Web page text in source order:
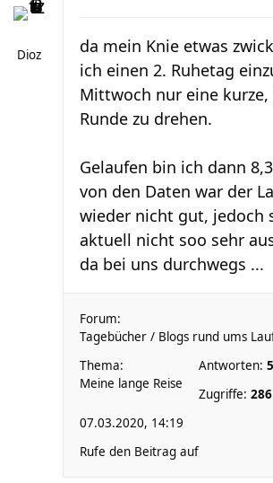
Dioz
da mein Knie etwas
ich einen 2. Ruhetag
Mittwoch nur eine
Runde zu drehen.
Gelaufen bin ich dann
von den Daten war der
wieder nicht gut, jedoch
aktuell nicht soo sehr
da bei uns durchwegs ...
Forum:
Tagebücher / Blogs rund ums
Thema:
Meine lange Reise
Antworten:
Zugriffe:
07.03.2020, 14:19
Rufe den Beitrag auf